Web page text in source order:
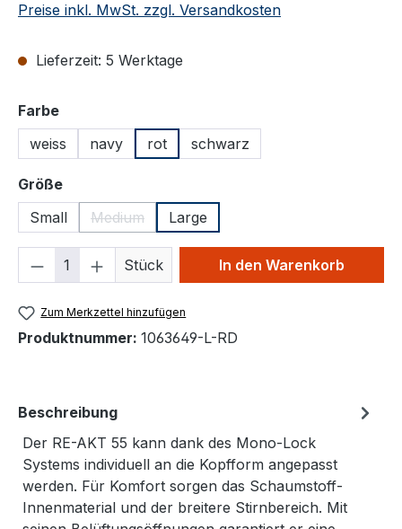
Preise inkl. MwSt. zzgl. Versandkosten
Lieferzeit: 5 Werktage
Farbeauswählen
weiss
navy rot schwarz
Größeauswählen
Small
Medium
(Diese Option ist zurzeit nicht verfügbar.)
Large
Produkt Anzahl: Gib den
Stück In den Warenkorb
Zum Merkzettel hinzufügen
Produktnummer: 1063649-L-RD
Beschreibung
Der RE-AKT 55 kann dank des Mono-Lock
Systems individuell an die Kopfform angepasst
werden. Für Komfort sorgen das Schaumstoff-
Innenmaterial und der breitere Stirnbereich. Mit